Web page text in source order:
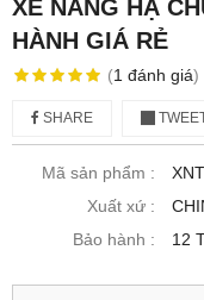
XE NÂNG HẠ
HÀNH GIÁ RẺ
(1 đánh giá)
SHARE
Mã sản phẩm :
Xuất xứ :
Bảo hành :
12